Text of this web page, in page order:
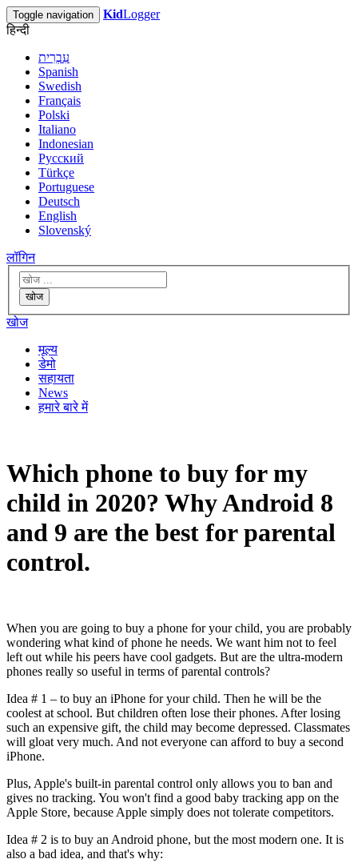
Toggle navigation KidLogger
हिन्दी
עִבְרִית
Spanish
Swedish
Français
Polski
Italiano
Indonesian
Русский
Türkçe
Portuguese
Deutsch
English
Slovenský
लॉगिन
खोज
खोज
मूल्य
डेमो
सहायता
News
हमारे बारे में
Which phone to buy for my
child in 2020? Why Android 8
and 9 are the best for parental
control.
When you are going to buy a phone for your child, you are probably
wondering what kind of phone he needs. We want him not to feel
left out while his peers have cool gadgets. But are the ultra-modern
phones really so useful in terms of parental controls?
Idea # 1 – to buy an iPhone for your child. Then he will be the
coolest at school. But children often lose their phones. After losing
such an expensive gift, the child may become depressed. Classmates
will gloat very much. And not everyone can afford to buy a second
iPhone.
Plus, Apple's built-in parental control only allows you to ban and
gives no tracking. You won't find a good baby tracking app on the
Apple Store, because Apple simply does not tolerate competitors.
Idea # 2 is to buy an Android phone, but the most modern one. It is
also a bad idea, and that's why: